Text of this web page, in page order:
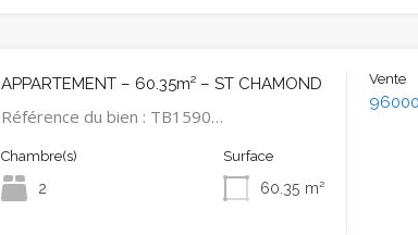
APPARTEMENT – 60.35m² – ST CHAMOND
Référence du bien : TB1590…
Chambre(s)
2
Surface
60.35 m²
Vente